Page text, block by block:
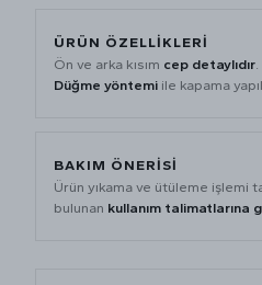
ÜRÜN ÖZELLİKLERİ
Ön ve arka kısım cep detaylıdır.
Düğme yöntemi ile kapama
BAKIM ÖNERİSİ
Ürün yıkama ve ütüleme işlemi
bulunan kullanım talimatlarına